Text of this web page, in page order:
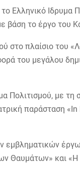
Ελληνικό Ιδρυμα
βάση το έργο του
στο πλαίσιο του
του μεγάλου
Πολιτισμού, με
παράσταση
εμβληματικών
Θαυμάτων» και «Η